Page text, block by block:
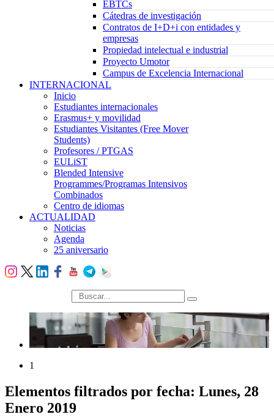
EBTCs
Cátedras de investigación
Contratos de I+D+i con entidades y
empresas
Propiedad intelectual e industrial
Proyecto Umotor
Campus de Excelencia Internacional
INTERNACIONAL
Inicio
Estudiantes internacionales
Erasmus+ y movilidad
Estudiantes Visitantes (Free Mover
Students)
Profesores / PTGAS
EULiST
Blended Intensive
Programmes/Programas Intensivos
Combinados
Centro de idiomas
ACTUALIDAD
Noticias
Agenda
25 aniversario
búsqueda
1
Elementos filtrados por fecha: Lunes, 28
Enero 2019